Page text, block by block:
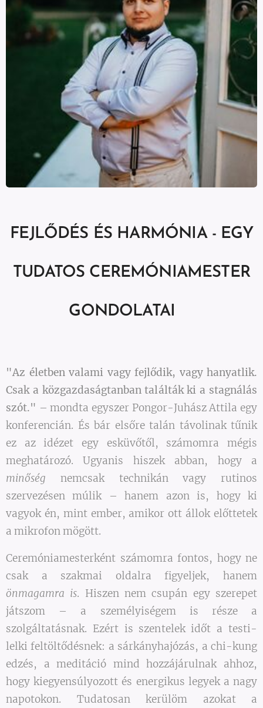
FEJLŐDÉS ÉS HARMÓNIA - EGY
TUDATOS CEREMÓNIAMESTER
GONDOLATAI
"Az életben valami vagy fejlődik, vagy hanyatlik.
Csak a közgazdaságtanban találták ki a stagnálás
szót." – mondta egyszer Pongor-Juhász Attila egy
konferencián. És bár elsőre talán távolinak tűnik
ez az idézet egy esküvőtől, számomra mégis
meghatározó. Ugyanis hiszek abban, hogy a
minőség nemcsak technikán vagy rutinos
szervezésen múlik – hanem azon is, hogy ki
vagyok én, mint ember, amikor ott állok előttetek
a mikrofon mögött.
Ceremóniamesterként számomra fontos, hogy ne
csak a szakmai oldalra figyeljek, hanem
önmagamra is. Hiszen nem csupán egy szerepet
játszom – a személyiségem is része a
szolgáltatásnak. Ezért is szentelek időt a testi-
lelki feltöltődésnek: a sárkányhajózás, a chi-kung
edzés, a meditáció mind hozzájárulnak ahhoz,
hogy kiegyensúlyozott és energikus legyek a nagy
napotokon. Tudatosan kerülöm azokat a